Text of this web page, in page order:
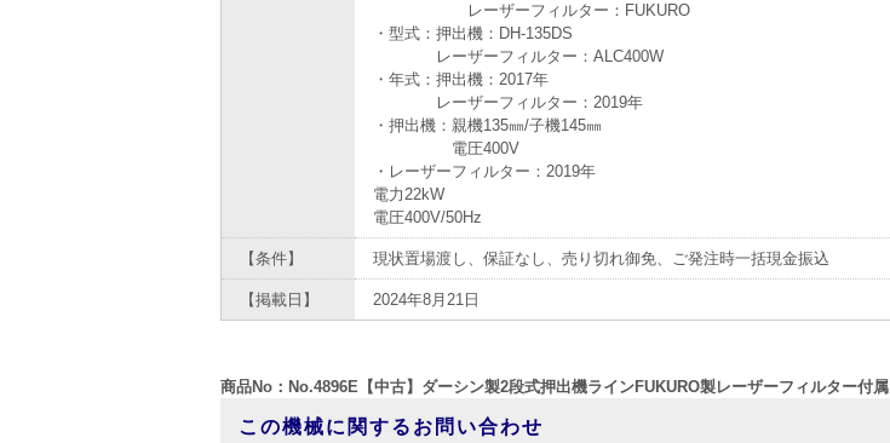
レーザーフィルター：FUKURO
・型式：押出機：DH-135DS
レーザーフィルター：ALC400W
・年式：押出機：2017年
レーザーフィルター：2019年
・押出機：親機135㎜/子機145㎜
電圧400V
・レーザーフィルター：2019年
電力22kW
電圧400V/50Hz
【条件】 現状置場渡し、保証なし、売り切れ御免、ご発注時一括現金振込
【掲載日】 2024年8月21日
商品No：No.4896E【中古】ダーシン製2段式押出機ラインFUKURO製レーザーフィルター付属
この機械に関するお問い合わせ